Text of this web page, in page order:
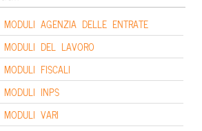
MODULI AGENZIA DELLE ENTRATE
MODULI DEL LAVORO
MODULI FISCALI
MODULI INPS
MODULI VARI